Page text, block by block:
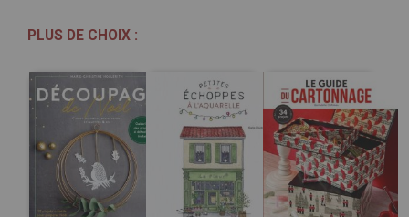
PLUS DE CHOIX :